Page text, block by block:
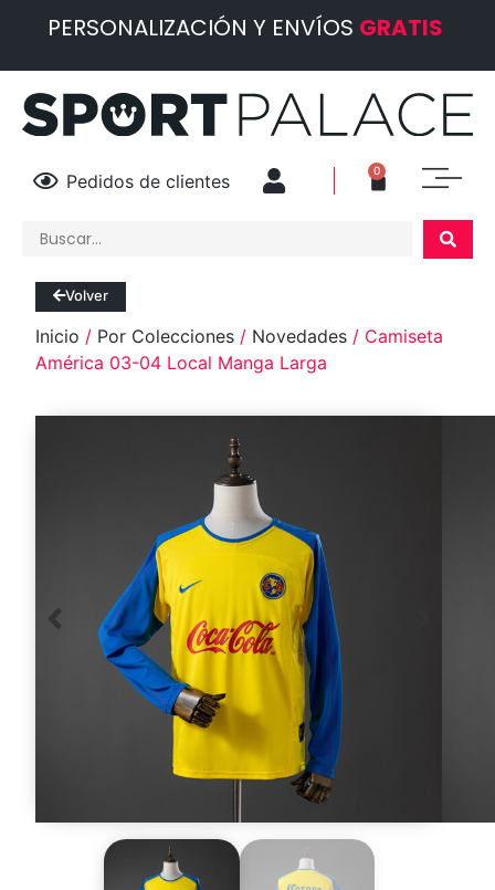
PERSONALIZACIÓN Y ENVÍOS GRATIS
Pedidos de clientes 0
Volver
Inicio / Por Colecciones / Novedades / Camiseta
América 03-04 Local Manga Larga